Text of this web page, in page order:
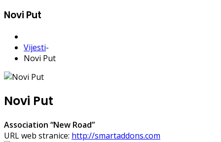
Novi Put
Vijesti-
Novi Put
Novi Put
Association “New Road”
URL web stranice: http://smartaddons.com